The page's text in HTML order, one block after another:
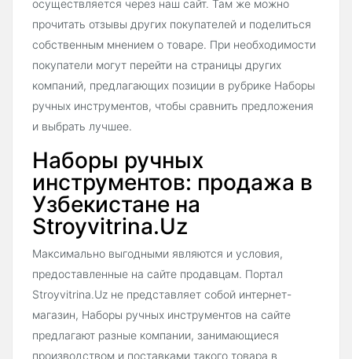
осуществляется через наш сайт. Там же можно
прочитать отзывы других покупателей и поделиться
собственным мнением о товаре. При необходимости
покупатели могут перейти на страницы других
компаний, предлагающих позиции в рубрике Наборы
ручных инструментов, чтобы сравнить предложения
и выбрать лучшее.
Наборы ручных
инструментов: продажа в
Узбекистане на
Stroyvitrina.Uz
Максимально выгодными являются и условия,
предоставленные на сайте продавцам. Портал
Stroyvitrina.Uz не представляет собой интернет-
магазин, Наборы ручных инструментов на сайте
предлагают разные компании, занимающиеся
производством и поставками такого товара в